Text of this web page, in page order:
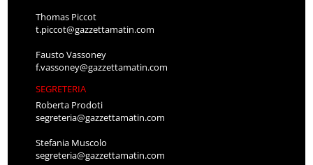
Thomas Piccot
t.piccot@gazzettamatin.com
Fausto Vassoney
f.vassoney@gazzettamatin.com
SEGRETERIA
Roberta Prodoti
segreteria@gazzettamatin.com
Stefania Muscolo
segreteria@gazzettamatin.com